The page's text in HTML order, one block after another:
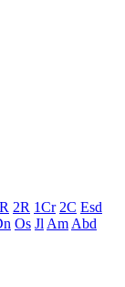
2R 1Cr 2C Esd
Os Jl Am Abd